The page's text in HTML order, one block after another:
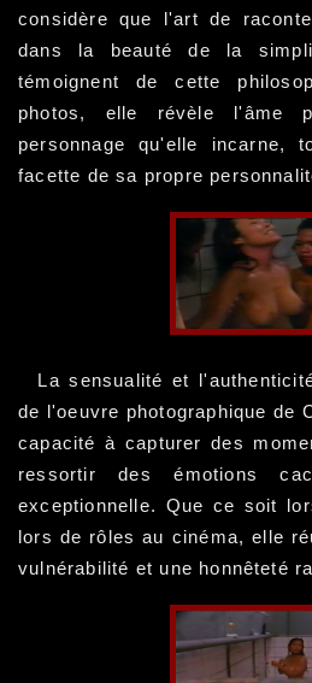
considère que l'art de
dans la beauté de la
témoignent de cette
photos, elle révèle l'âme
personnage qu'elle incarne,
facette de sa propre
La sensualité et
de l'oeuvre photographique de
capacité à capturer des
ressortir des émotions
exceptionnelle. Que ce soit
lors de rôles au cinéma, elle
vulnérabilité et une honnêteté